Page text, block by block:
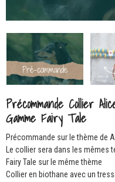
Précommande Collier
Gamme Fairy Tale
Précommande sur le thème de
Le collier sera dans les mêmes
Fairy Tale sur le même thème
Collier en biothane avec un